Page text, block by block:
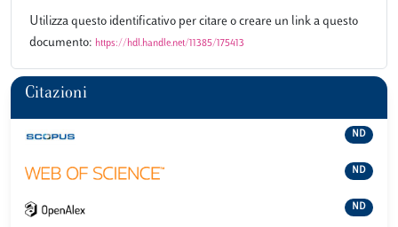
Utilizza questo identificativo per citare o creare un link a questo
documento: https://hdl.handle.net/11385/175413
Citazioni
ND
ND
ND